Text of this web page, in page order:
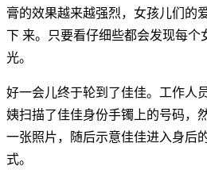
膏的效果越来越强烈，女孩儿们的
下 来。只要看仔细些都会发现每个
光。
好一会儿终于轮到了佳佳。工作人
姨扫描了佳佳身份手镯上的号码，
一张照片，随后示意佳佳进入身后
式。